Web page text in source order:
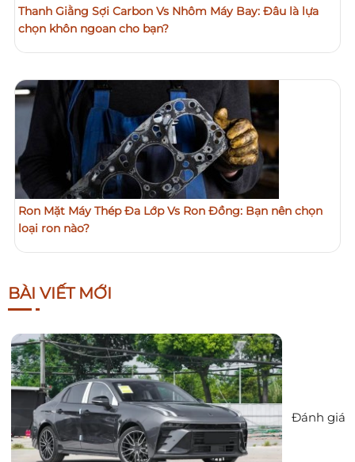
Thanh Giằng Sợi Carbon Vs Nhôm Máy Bay: Đâu là lựa
chọn khôn ngoan cho bạn?
Ron Mặt Máy Thép Đa Lớp Vs Ron Đồng: Bạn nên chọn
loại ron nào?
BÀI VIẾT MỚI
Đánh giá